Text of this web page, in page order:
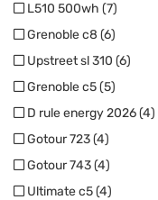
L510 500wh (7)
Grenoble c8 (6)
Upstreet sl 310 (6)
Grenoble c5 (5)
D rule energy 2026 (4)
Gotour 723 (4)
Gotour 743 (4)
Ultimate c5 (4)